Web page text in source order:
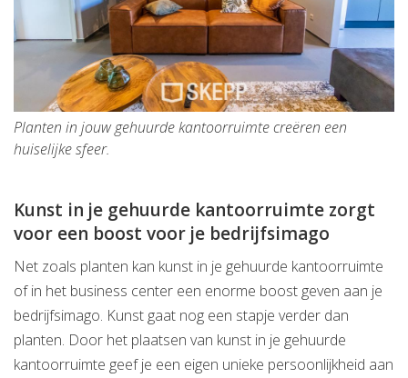
Planten in jouw gehuurde kantoorruimte creëren een
huiselijke sfeer.
Kunst in je gehuurde kantoorruimte zorgt
voor een boost voor je bedrijfsimago
Net zoals planten kan kunst in je gehuurde kantoorruimte
of in het business center een enorme boost geven aan je
bedrijfsimago. Kunst gaat nog een stapje verder dan
planten. Door het plaatsen van kunst in je gehuurde
kantoorruimte geef je een eigen unieke persoonlijkheid aan